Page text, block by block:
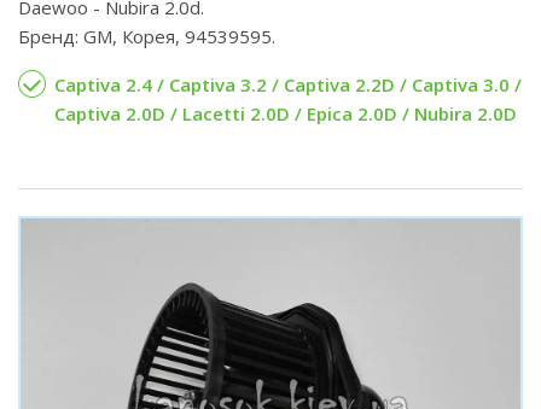
Daewoo - Nubira 2.0d.
Бренд: GM, Корея, 94539595.
Captiva 2.4 / Captiva 3.2 / Captiva 2.2D / Captiva 3.0 /
Captiva 2.0D / Lacetti 2.0D / Epica 2.0D / Nubira 2.0D